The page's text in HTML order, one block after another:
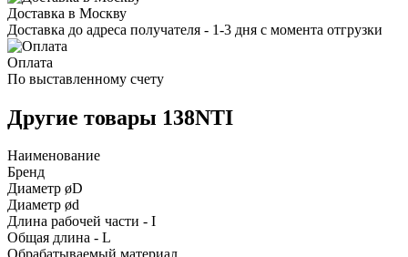
Доставка в Москву
Доставка до адреса получателя - 1-3 дня с момента отгрузки
Оплата
По выставленному счету
Другие товары 138NTI
Наименование
Бренд
Диаметр øD
Диаметр ød
Длина рабочей части - I
Общая длина - L